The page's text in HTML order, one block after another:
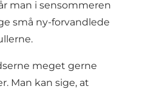
man i sensommeren
små ny-forvandlede
meget gerne
Man kan sige, at